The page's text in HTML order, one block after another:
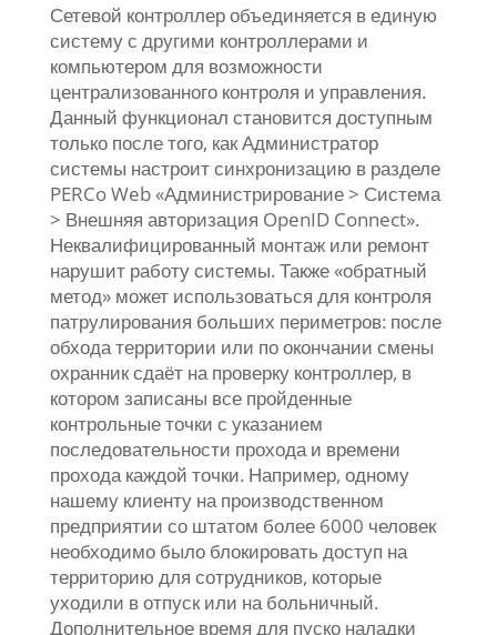
Сетевой контроллер объединяется в единую
систему с другими контроллерами и
компьютером для возможности
централизованного контроля и управления.
Данный функционал становится доступным
только после того, как Администратор
системы настроит синхронизацию в разделе
PERCo Web «Администрирование > Система
> Внешняя авторизация OpenID Connect».
Неквалифицированный монтаж или ремонт
нарушит работу системы. Также «обратный
метод» может использоваться для контроля
патрулирования больших периметров: после
обхода территории или по окончании смены
охранник сдаёт на проверку контроллер, в
котором записаны все пройденные
контрольные точки с указанием
последовательности прохода и времени
прохода каждой точки. Например, одному
нашему клиенту на производственном
предприятии со штатом более 6000 человек
необходимо было блокировать доступ на
территорию для сотрудников, которые
уходили в отпуск или на больничный.
Дополнительное время для пуско наладки